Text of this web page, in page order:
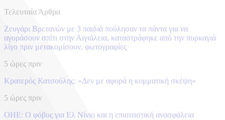
Τελευταία Άρθρα
Ζευγάρι Βρετανών με 3 παιδιά πούλησαν τα πάντα για να
αγοράσουν σπίτι στην Αιγιάλεια, καταστράφηκε από την πυρκαγιά
λίγο πριν μετακομίσουν, φωτογραφίες
5 ώρες πριν
Κρατερός Κατσούλης: «Δεν με αφορά η κομματική σκέψη»
5 ώρες πριν
ΟΗΕ: Ο φόβος για Ελ Νίνιο και η επισιτιστική ανασφάλεια